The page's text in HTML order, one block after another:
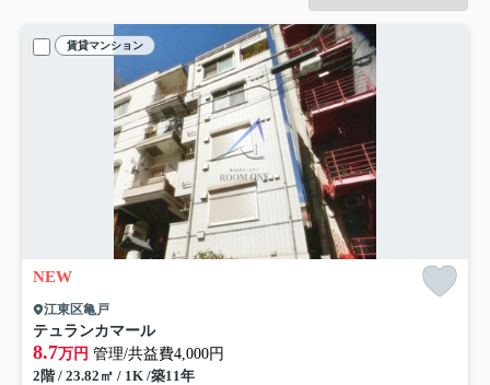
賃貸マンション
NEW
江東区亀戸
テュランカマール
8.7万円 管理/共益費4,000円
2階 / 23.82㎡ / 1K /築11年